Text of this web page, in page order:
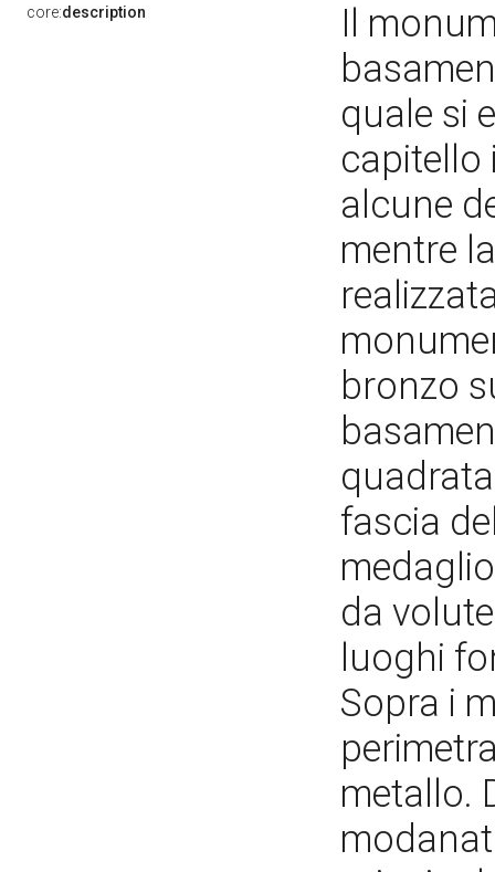
core:description
Il
quale si
capitello
alcune
mentre
bronzo
fascia
da
luoghi
Sopra i
metallo.